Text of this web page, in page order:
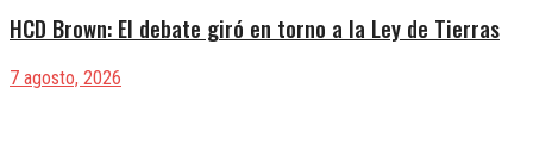
HCD Brown: El debate giró en torno a la Ley de Tierras
7 agosto, 2026